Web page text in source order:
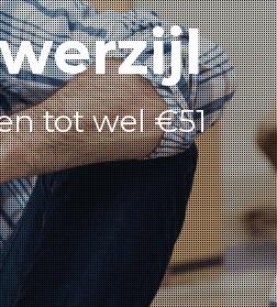
tot wel €51